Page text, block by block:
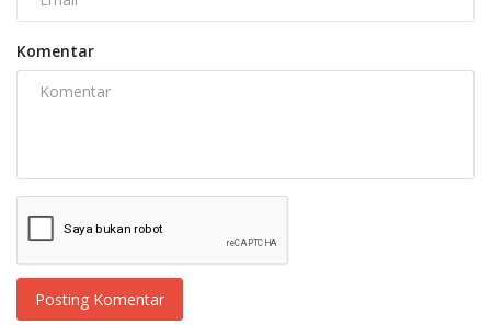
Komentar
Posting Komentar